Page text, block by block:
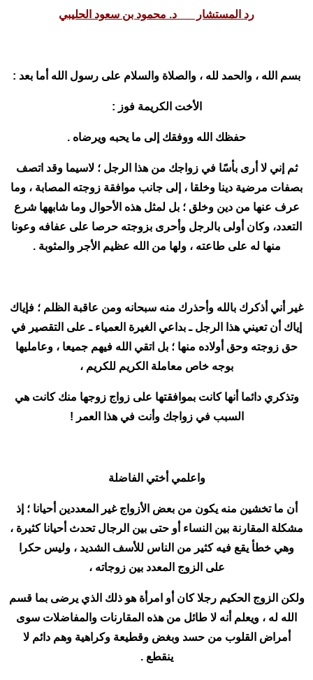
رد المستشار د. محمود بن سعود الحليبي
بسم الله ، والحمد لله ، والصلاة والسلام على رسول الله أما بعد :
الأخت الكريمة فوز :
حفظك الله ووفقك إلى ما يحبه ويرضاه .
ثم إني لا أرى بأسًا في زواجك من هذا الرجل ؛ لاسيما وقد اتصف
بصفات مرضية دينا وخلقا ، إلى جانب موافقة زوجته المصابة ، وما
عرف عنها من دين وخلق ؛ بل لمثل هذه الأحوال وما شابهها شرع
التعدد، وكان أولى بالرجل وأحرى بزوجته حرصا على عفافه وعونا
منها له على طاعته ، ولها من الله عظيم الأجر والمثوبة .
غير أني أذكرك بالله وأحذرك منه سبحانه ومن عاقبة الظلم ؛ فإياك
إياك أن تعيني هذا الرجل ـ بداعي الغيرة العمياء ـ على التقصير في
حق زوجته وحق أولاده منها ؛ بل اتقي الله فيهم جميعا ، وعامليها
بوجه خاص معاملة الكريم للكريم ،
وتذكري دائما أنها كانت بموافقتها على زواج زوجها منك كانت هي
السبب في زواجك وأنت في هذا العمر !
واعلمي أختي الفاضلة
أن ما تخشين منه يكون من بعض الأزواج غير المعددين أحيانا ؛ إذ
مشكلة المقارنة بين النساء أو حتى بين الرجال تحدث أحيانا كثيرة ،
وهي خطأ يقع فيه كثير من الناس للأسف الشديد ، وليس حكرا
على الزوج المعدد بين زوجاته ،
ولكن الزوج الحكيم رجلا كان أو امرأة هو ذلك الذي يرضى بما قسم
الله له ، ويعلم أنه لا طائل من هذه المقارنات والمفاضلات سوى
أمراض القلوب من حسد وبغض وقطيعة وكراهية وهم دائم لا
ينقطع .